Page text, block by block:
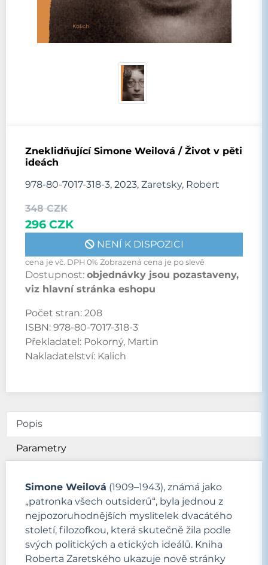
Zneklidňující Simone Weilová / Život v pěti
ideách
978-80-7017-318-3, 2023, Zaretsky, Robert
348 CZK
296 CZK
NENÍ K DISPOZICI
cena je vč. DPH 0% Zobrazená cena je po slevě
Dostupnost: objednávky jsou pozastaveny,
viz hlavní stránka eshopu
Počet stran: 208
ISBN: 978-80-7017-318-3
Překladatel: Pokorný, Martin
Nakladatelství: Kalich
Popis
Parametry
Simone Weilová (1909–1943), známá jako
„patronka všech outsiderů“, byla jednou z
nejpozoruhodnějších myslitelek dvacátého
století, filozofkou, která skutečně žila podle
svých politických a etických ideálů. Kniha
Roberta Zaretského ukazuje nově stránky